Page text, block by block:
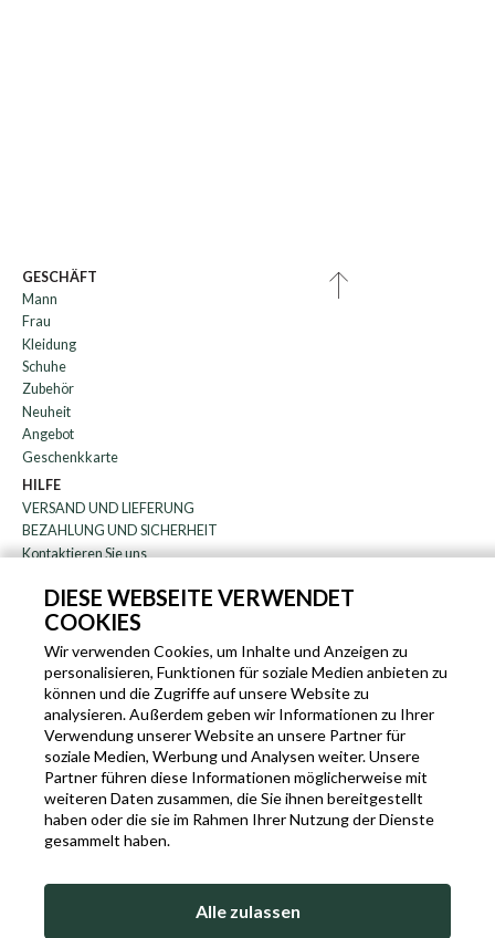
DIESE WEBSEITE VERWENDET
COOKIES
Wir verwenden Cookies, um Inhalte und Anzeigen zu
personalisieren, Funktionen für soziale Medien anbieten zu
können und die Zugriffe auf unsere Website zu
analysieren. Außerdem geben wir Informationen zu Ihrer
Verwendung unserer Website an unsere Partner für
soziale Medien, Werbung und Analysen weiter. Unsere
Partner führen diese Informationen möglicherweise mit
weiteren Daten zusammen, die Sie ihnen bereitgestellt
haben oder die sie im Rahmen Ihrer Nutzung der Dienste
gesammelt haben.
Alle zulassen
GESCHÄFT
Mann
Frau
Kleidung
Schuhe
Zubehör
Neuheit
Angebot
Geschenkkarte
HILFE
VERSAND UND LIEFERUNG
BEZAHLUNG UND SICHERHEIT
Kontaktieren Sie uns
DAS UNTERNEHMEN
Rundschreiben
über uns
Blog
Partnerprogramm
EN IT FR DE